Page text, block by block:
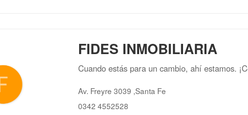
FIDES INMOBILIARIA
Cuando estás para un cambio, ahí estamos.
Av. Freyre 3039 ,Santa Fe
0342 4552528